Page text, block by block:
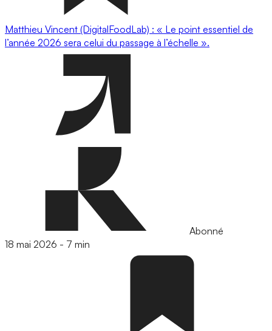
Matthieu Vincent (DigitalFoodLab) : « Le point essentiel de
l’année 2026 sera celui du passage à l’échelle ».
Abonné
18 mai 2026 - 7 min